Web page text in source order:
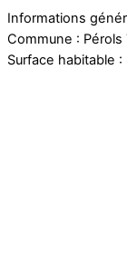
Informations
Commune :
Surface habitable :